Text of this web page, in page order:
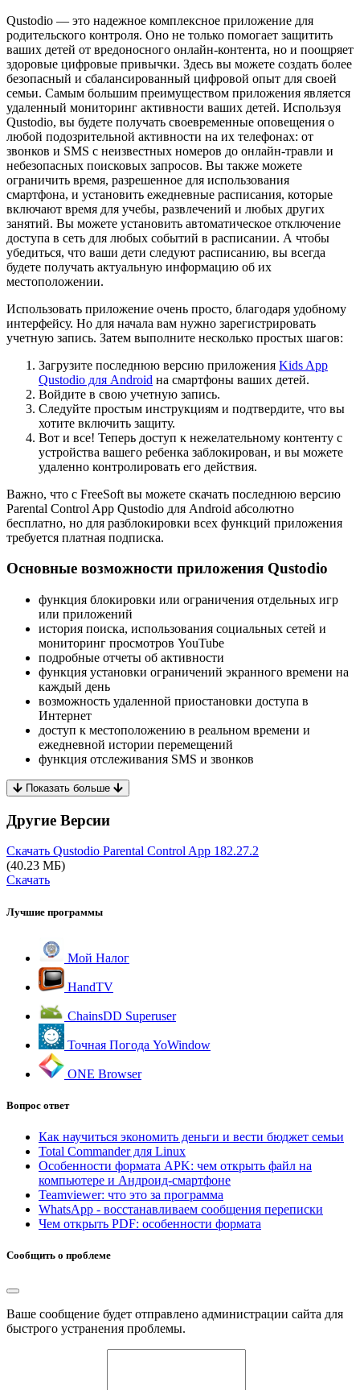
Qustodio — это надежное комплексное приложение для
родительского контроля. Оно не только помогает защитить
ваших детей от вредоносного онлайн-контента, но и поощряет
здоровые цифровые привычки. Здесь вы можете создать более
безопасный и сбалансированный цифровой опыт для своей
семьи. Самым большим преимуществом приложения является
удаленный мониторинг активности ваших детей. Используя
Qustodio, вы будете получать своевременные оповещения о
любой подозрительной активности на их телефонах: от
звонков и SMS с неизвестных номеров до онлайн-травли и
небезопасных поисковых запросов. Вы также можете
ограничить время, разрешенное для использования
смартфона, и установить ежедневные расписания, которые
включают время для учебы, развлечений и любых других
занятий. Вы можете установить автоматическое отключение
доступа в сеть для любых событий в расписании. А чтобы
убедиться, что ваши дети следуют расписанию, вы всегда
будете получать актуальную информацию об их
местоположении.
Использовать приложение очень просто, благодаря удобному
интерфейсу. Но для начала вам нужно зарегистрировать
учетную запись. Затем выполните несколько простых шагов:
Загрузите последнюю версию приложения Kids App
Qustodio для Android на смартфоны ваших детей.
Войдите в свою учетную запись.
Следуйте простым инструкциям и подтвердите, что вы
хотите включить защиту.
Вот и все! Теперь доступ к нежелательному контенту с
устройства вашего ребенка заблокирован, и вы можете
удаленно контролировать его действия.
Важно, что с FreeSoft вы можете скачать последнюю версию
Parental Control App Qustodio для Android абсолютно
бесплатно, но для разблокировки всех функций приложения
требуется платная подписка.
Основные возможности приложения Qustodio
функция блокировки или ограничения отдельных игр
или приложений
история поиска, использования социальных сетей и
мониторинг просмотров YouTube
подробные отчеты об активности
функция установки ограничений экранного времени на
каждый день
возможность удаленной приостановки доступа в
Интернет
доступ к местоположению в реальном времени и
ежедневной истории перемещений
функция отслеживания SMS и звонков
Показать больше
Другие Версии
Скачать Qustodio Parental Control App 182.27.2
(40.23 МБ)
Скачать
Лучшие программы
Мой Налог
HandTV
ChainsDD Superuser
Точная Погода YoWindow
ONE Browser
Вопрос ответ
Как научиться экономить деньги и вести бюджет семьи
Total Commander для Linux
Особенности формата APK: чем открыть файл на
компьютере и Андроид-смартфоне
Teamviewer: что это за программа
WhatsApp - восстанавливаем сообщения переписки
Чем открыть PDF: особенности формата
Сообщить о проблеме
Ваше сообщение будет отправлено администрации сайта для
быстрого устранения проблемы.